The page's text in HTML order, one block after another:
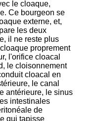
le cloaque,
Ce bourgeon se
externe, et,
les deux
il ne reste plus
proprement
l'orifice cloacal
le cloisonnement
cloacal en
le canal
antérieure, le sinus
intestinales
de
qui tapisse